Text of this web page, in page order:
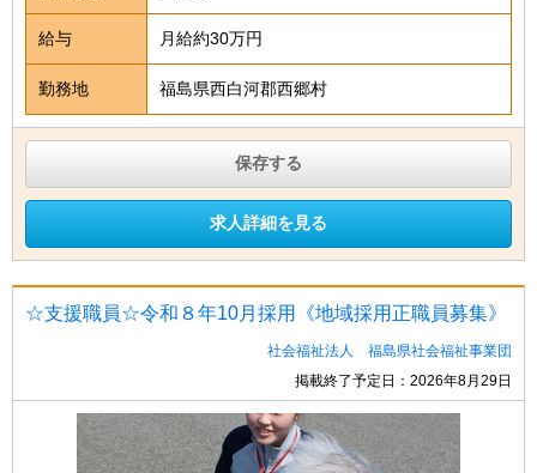
給与 月給約30万円
勤務地 福島県西白河郡西郷村
保存する
求人詳細を見る
☆支援職員☆令和８年10月採用《地域採用正職員募集》
社会福祉法人 福島県社会福祉事業団
掲載終了予定日：2026年8月29日